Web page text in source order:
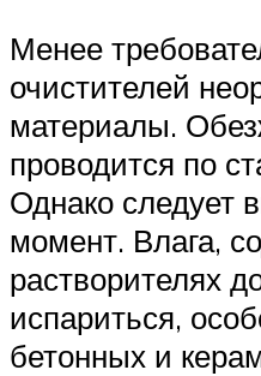
Менее
очистителей
материалы.
проводится по
Однако следует
момент. Влага,
растворителях
испариться,
бетонных и